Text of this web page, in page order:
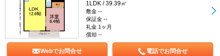
1LDK / 39.39㎡
敷金 --
保証金 --
礼金 1ヶ月
償却 --
Webでお問合せ 電話でお問合せ